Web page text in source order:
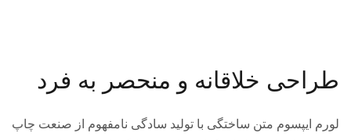
طراحی خلاقانه و منحصر به فرد
لورم ایپسوم متن ساختگی با تولید سادگی نامفهوم از صنعت چاپ